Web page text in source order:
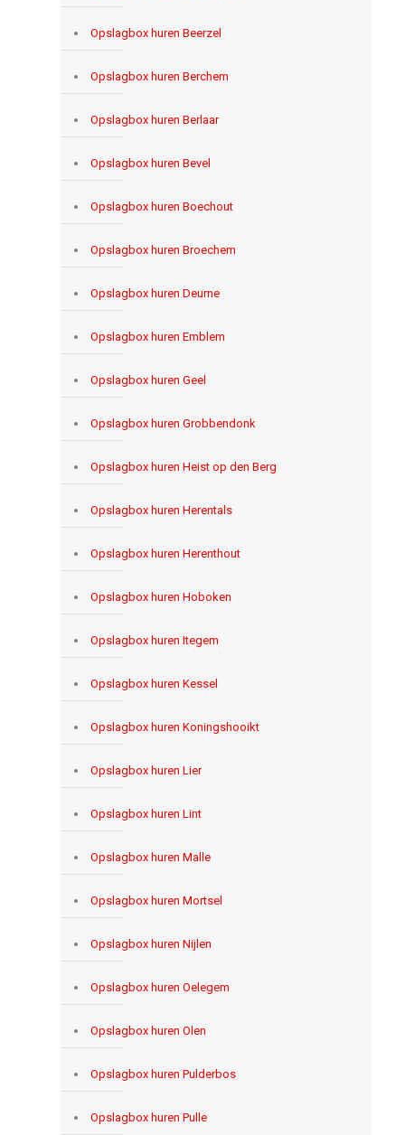
Opslagbox huren Beerzel
Opslagbox huren Berchem
Opslagbox huren Berlaar
Opslagbox huren Bevel
Opslagbox huren Boechout
Opslagbox huren Broechem
Opslagbox huren Deurne
Opslagbox huren Emblem
Opslagbox huren Geel
Opslagbox huren Grobbendonk
Opslagbox huren Heist op den Berg
Opslagbox huren Herentals
Opslagbox huren Herenthout
Opslagbox huren Hoboken
Opslagbox huren Itegem
Opslagbox huren Kessel
Opslagbox huren Koningshooikt
Opslagbox huren Lier
Opslagbox huren Lint
Opslagbox huren Malle
Opslagbox huren Mortsel
Opslagbox huren Nijlen
Opslagbox huren Oelegem
Opslagbox huren Olen
Opslagbox huren Pulderbos
Opslagbox huren Pulle